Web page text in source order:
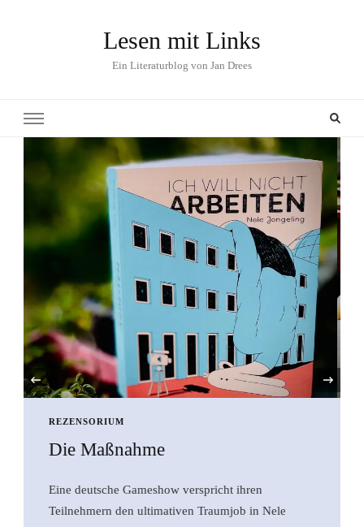
Lesen mit Links
Ein Literaturblog von Jan Drees
REZENSORIUM
Rezension: „Die
Mit seinem neuen Lyrikband kehrt Ex-Hanser-
‹